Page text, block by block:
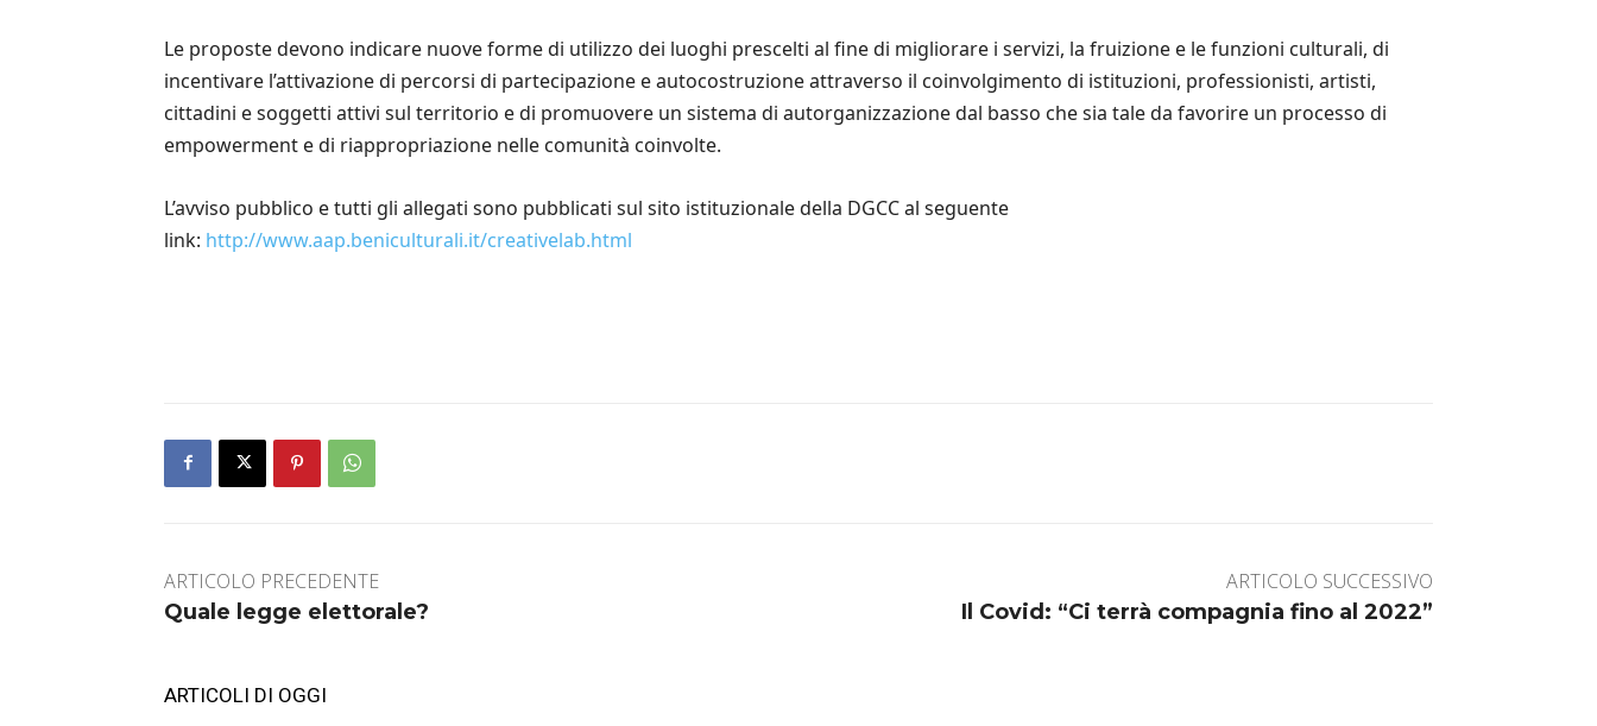
Le proposte devono indicare nuove forme di utilizzo dei luoghi prescelti al fine di migliorare i servizi, la fruizione e le funzioni culturali, di
incentivare l’attivazione di percorsi di partecipazione e autocostruzione attraverso il coinvolgimento di istituzioni, professionisti, artisti,
cittadini e soggetti attivi sul territorio e di promuovere un sistema di autorganizzazione dal basso che sia tale da favorire un processo di
empowerment e di riappropriazione nelle comunità coinvolte.
L’avviso pubblico e tutti gli allegati sono pubblicati sul sito istituzionale della DGCC al seguente
link: http://www.aap.beniculturali.it/creativelab.html
ARTICOLO PRECEDENTE
Quale legge elettorale?
ARTICOLO SUCCESSIVO
Il Covid: “Ci terrà compagnia fino al 2022”
ARTICOLI DI OGGI